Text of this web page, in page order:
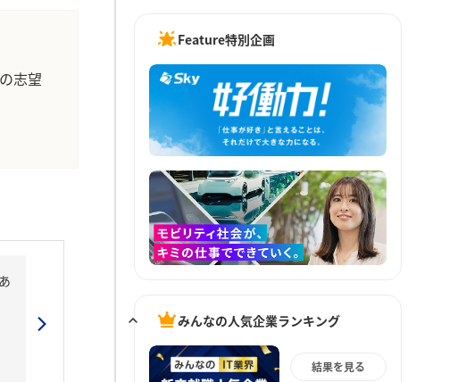
志望
Feature特別企画
みんなの人気企業ランキング
結果を見る